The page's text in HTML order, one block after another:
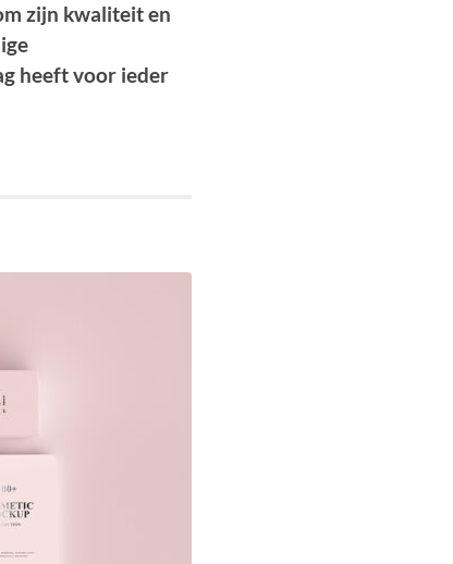
zijn kwaliteit en
heeft voor ieder